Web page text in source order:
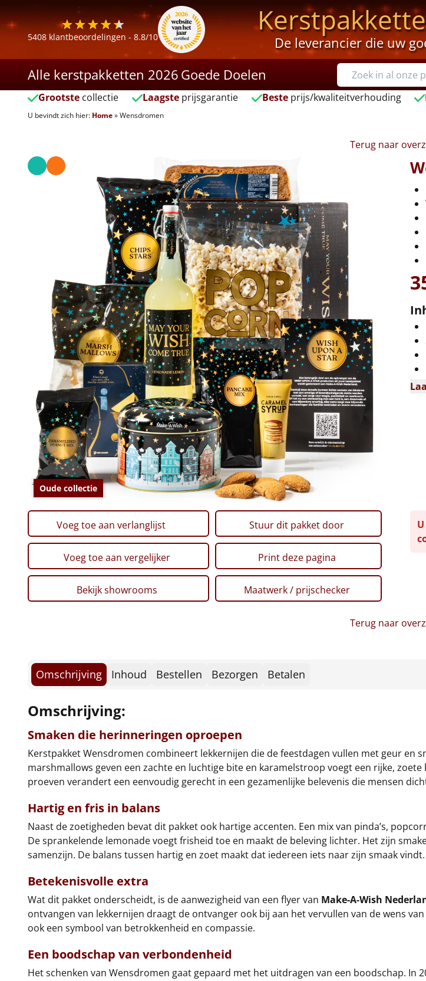
5408 klantbeoordelingen - 8.8/10
De leverancier die uw
Alle kerstpakketten 2026 Goede Doelen
Grootste collectie Laagsteprijsgarantie Besteprijs/kwaliteitverhouding
U bevindt zich hier: Home»Wensdromen
Terug naar
Oude collectie
Voeg toe aan verlanglijst Stuur dit pakket door
Voeg toe aan vergelijker Print deze pagina
Bekijk showrooms Maatwerk / prijschecker
Terug naar
Omschrijving Inhoud Bestellen Bezorgen Betalen
Omschrijving:
Smaken die herinneringen oproepen
Kerstpakket Wensdromen combineert lekkernijen die de feestdagen vullen met geur en
marshmallows geven een zachte en luchtige bite en karamelstroop voegt een rijke,
proeven verandert een eenvoudig gerecht in een gezamenlijke belevenis die mensen
Hartig en fris in balans
Naast de zoetigheden bevat dit pakket ook hartige accenten. Een mix van pinda’s,
De sprankelende lemonade voegt frisheid toe en maakt de beleving lichter. Het zijn
samenzijn. De balans tussen hartig en zoet maakt dat iedereen iets naar zijn smaak vindt.
Betekenisvolle extra
Wat dit pakket onderscheidt, is de aanwezigheid van een flyer van Make-A-Wish
ontvangen van lekkernijen draagt de ontvanger ook bij aan het vervullen van de wens
ook een symbool van betrokkenheid en compassie.
Een boodschap van verbondenheid
Het schenken van Wensdromen gaat gepaard met het uitdragen van een boodschap.